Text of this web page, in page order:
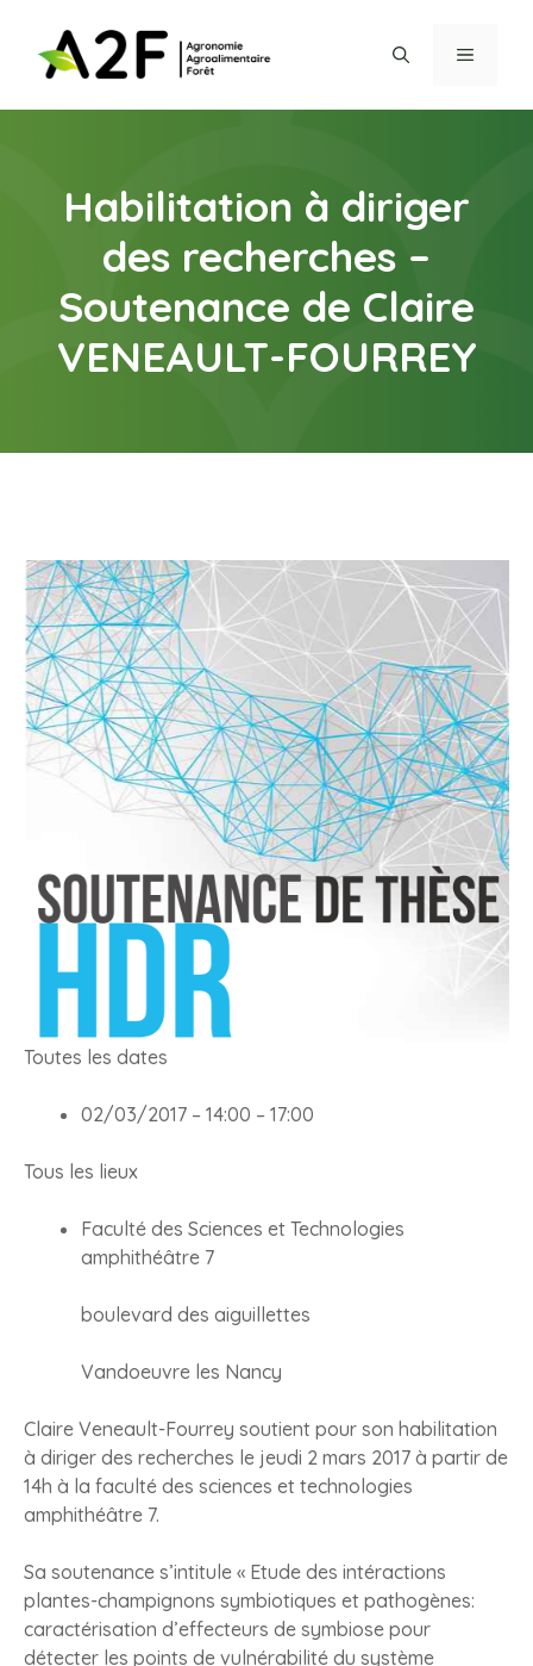
contenu
MENU
Habilitation à diriger
des recherches –
Soutenance de Claire
VENEAULT-FOURREY
Toutes les dates
02/03/2017 – 14:00 – 17:00
Tous les lieux
Faculté des Sciences et Technologies
amphithéâtre 7
boulevard des aiguillettes
Vandoeuvre les Nancy
Claire Veneault-Fourrey soutient pour son habilitation
à diriger des recherches le jeudi 2 mars 2017 à partir de
14h à la faculté des sciences et technologies
amphithéâtre 7.
Sa soutenance s’intitule « Etude des intéractions
plantes-champignons symbiotiques et pathogènes:
caractérisation d’effecteurs de symbiose pour
détecter les points de vulnérabilité du système